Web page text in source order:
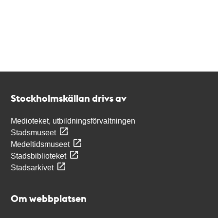
Stockholmskällan drivs av
Medioteket, utbildningsförvaltningen
Stadsmuseet
Medeltidsmuseet
Stadsbiblioteket
Stadsarkivet
Om webbplatsen